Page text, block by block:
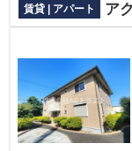
賃貸 | アパート アク